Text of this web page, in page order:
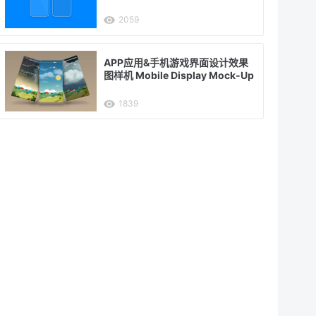
2059
APP应用&手机游戏界面设计效果
图样机 Mobile Display Mock-Up
1839